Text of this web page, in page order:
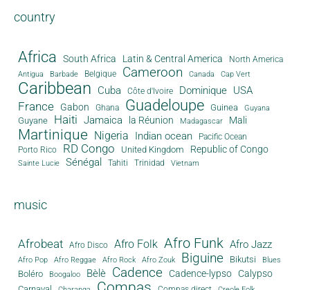
country
Africa South Africa Latin & Central America
North America
Antigua
Barbade Belgique Cameroon Canada Cap Vert
Caribbean Cuba Côte d'Ivoire Dominique USA
France Gabon Ghana Guadeloupe Guinea Guyana
Guyane Haiti Jamaica la Réunion Madagascar Mali
Martinique Nigeria Indian ocean
Pacific Ocean
Porto Rico
RD Congo United Kingdom Republic of Congo
Sainte Lucie Sénégal Tahiti Trinidad Vietnam
music
Afrobeat Afro Disco Afro Folk Afro Funk Afro Jazz
Afro Pop Afro Reggae Afro Rock Afro Zouk Biguine Bikutsi Blues
Boléro Boogaloo Bèlè Cadence Cadence-lypso Calypso